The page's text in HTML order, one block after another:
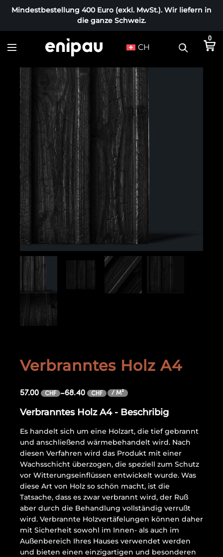
Mindestbestellung 400 Euro (exkl. MwSt.). Wir liefern in
die ganze Schweiz.
CH
0
Verbranntes Holz A4
57.00 CHF –68.40 CHF / M²
Verbranntes Holz A4 - Beschribig
Es handelt sich um eine Holzart, die tief gebrannt
und anschließend wärmebehandelt wird. Nach
diesen Verfahren wird das Produkt mit einer
Wachsschicht überzogen, die speziell zum Schutz
vor Witterungseinflüssen entwickelt wurde. Was
diese Art von Holz so schön macht, ist die
Tatsache, dass es zwar verbrannt wird, der Ruß
aber durch die Behandlung vollständig verrußt
wird. Verbrannte Holzvertäfelungen können daher
mit Sicherheit sowohl im Innen- als auch im
Außenbereich Ihres Hauses verwendet werden
und bieten einen einzigartigen und besonderen